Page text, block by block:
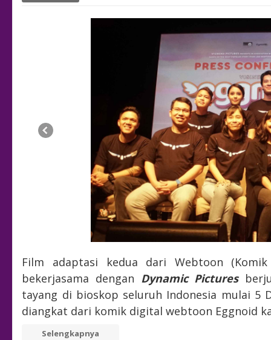
Film adaptasi kedua dari Webtoon
bekerjasama dengan Dynamic Pictures
tayang di bioskop seluruh Indonesia mulai 5
diangkat dari komik digital webtoon Eggnoid
Selengkapnya